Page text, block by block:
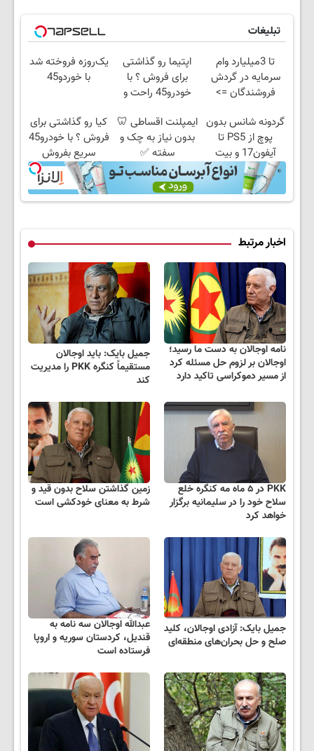
تبلیغات
تا 3میلیارد وام
سرمایه در گردش
فروشندگان =>
کن
اپتیما رو گذاشتی
برای فروش ؟ با
خودرو45 راحت و
یک‌روزه فروخته شد
با خوردو45
گردونه شانس بدون
پوچ از PS5 تا
آیفون17 و بیت
کوین 🔥
ایمپلنت اقساطی 🦷
بدون نیاز به چک و
سفته ✅
کیا رو گذاشتی برای
فروش ؟ با خودرو45
سریع بفروش
اخبار مرتبط
نامه اوجالان به دست ما رسید؛
اوجالان بر لزوم حل مسئله کرد
از مسیر دموکراسی تاکید دارد
جمیل بایک: باید اوجالان
مستقیماً کنگره PKK را مدیریت
کند
PKK در ۵ ماه مه کنگره خلع
سلاح خود را در سلیمانیه برگزار
خواهد کرد
زمین گذاشتن سلاح بدون قید و
شرط به معنای خودکشی است
جمیل بایک: آزادی اوجالان، کلید
صلح و حل بحران‌های منطقه‌ای
عبدالله اوجالان سه نامه به
قندیل، کردستان سوریه و اروپا
فرستاده است